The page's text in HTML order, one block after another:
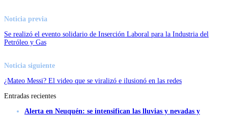
Noticia previa
Se realizó el evento solidario de Inserción Laboral para la Industria del
Petróleo y Gas
Noticia siguiente
¿Mateo Messi? El video que se viralizó e ilusionó en las redes
Entradas recientes
Alerta en Neuquén: se intensifican las lluvias y nevadas y